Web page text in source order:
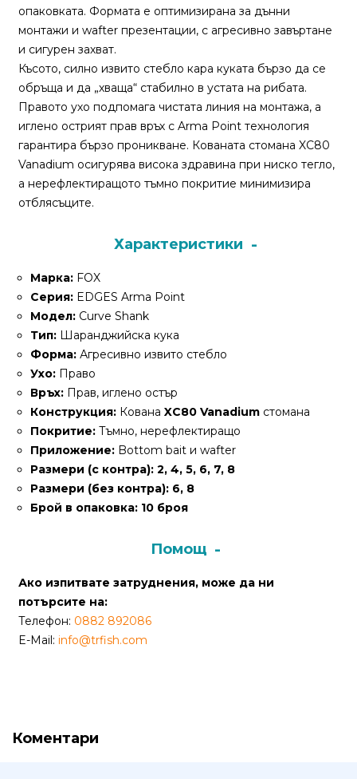
Комплекти
за
риболов
За
нас
Поръчка
и
доставка
Връщане
рекламация
Условия
ползване
Политика
за
за
използване
на
“бисквитки”
©
опаковката. Формата е оптимизирана за дънни
монтажи и wafter презентации, с агресивно завъртане
и сигурен захват.
Късото, силно извито стебло кара куката бързо да се
обръща и да „хваща“ стабилно в устата на рибата.
Правото ухо подпомага чистата линия на монтажа, а
иглено острият прав връх с Arma Point технология
гарантира бързо проникване. Кованата стомана XC80
Vanadium осигурява висока здравина при ниско тегло,
а нерефлектиращото тъмно покритие минимизира
отблясъците.
Характеристики
Марка: FOX
Серия: EDGES Arma Point
Модел: Curve Shank
Тип: Шаранджийска кука
Форма: Агресивно извито стебло
Ухо: Право
Връх: Прав, иглено остър
Конструкция: Кована XC80 Vanadium стомана
Покритие: Тъмно, нерефлектиращо
Приложение: Bottom bait и wafter
Размери (с контра): 2, 4, 5, 6, 7, 8
Размери (без контра): 6, 8
Брой в опаковка: 10 броя
Помощ
Ако изпитвате затруднения, може да ни
потърсите на:
Телефон: 0882 892086
E-Mail: info@trfish.com
Коментари